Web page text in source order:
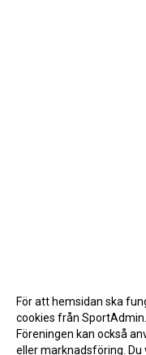
För att hemsidan ska
cookies från
Föreningen kan också
eller marknadsföring. Du